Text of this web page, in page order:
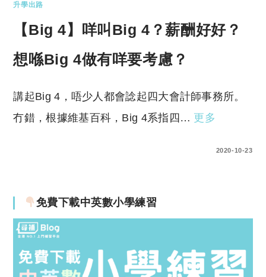
升學出路
【Big 4】咩叫Big 4？薪酬好好？
想喺Big 4做有咩要考慮？
講起Big 4，唔少人都會諗起四大會計師事務所。
冇錯，根據維基百科，Big 4系指四… 更多
2020-10-23
免費下載中英數小學練習